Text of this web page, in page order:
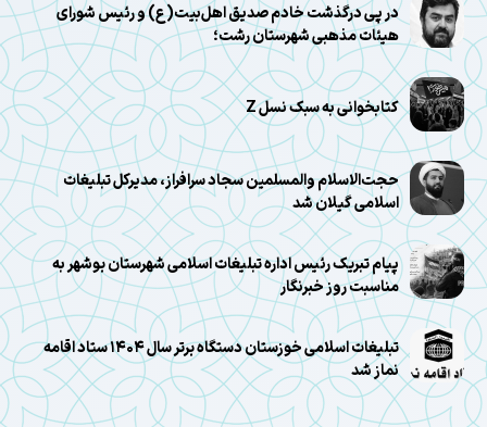
در پی درگذشت خادم صدیق اهل‌بیت(ع) و رئیس شورای
هیئات مذهبی شهرستان رشت؛
کتابخوانی به سبک نسل Z
حجت‌الاسلام والمسلمین سجاد سرافراز، مدیرکل تبلیغات
اسلامی گیلان شد
پیام تبریک رئیس اداره تبلیغات اسلامی شهرستان بوشهر به
مناسبت روز خبرنگار
تبلیغات اسلامی خوزستان دستگاه برتر سال ۱۴۰۴ ستاد اقامه
نماز شد